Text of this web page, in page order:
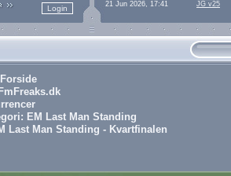
21 Jun 2026, 17:41
JG v25
EM Last Man Standing
Last Man Standing - Kvartfinalen